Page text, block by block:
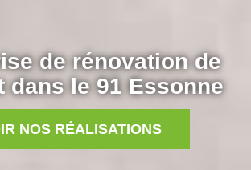
de rénovation de
dans le 91 Essonne
NOS RÉALISATIONS